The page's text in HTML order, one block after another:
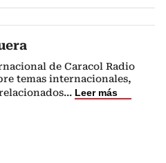
de Caracol Radio
temas internacionales,
... Leer más